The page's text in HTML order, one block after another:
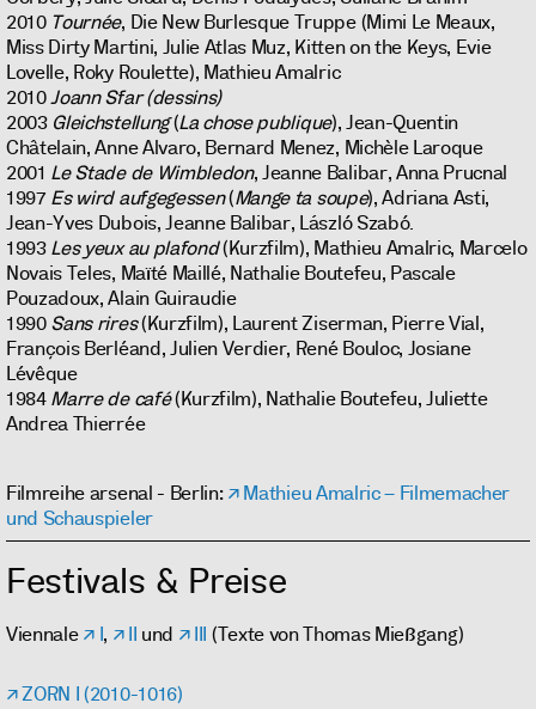
2010 Tournée, Die New Burlesque Truppe (Mimi Le Meaux,
Miss Dirty Martini, Julie Atlas Muz, Kitten on the Keys, Evie
Lovelle, Roky Roulette), Mathieu Amalric
2010Joann Sfar (dessins)
2003 Gleichstellung(La chose publique), Jean-Quentin
Châtelain, Anne Alvaro, Bernard Menez, Michèle Laroque
2001 Le Stade de Wimbledon, Jeanne Balibar, Anna Prucnal
1997 Es wird aufgegessen(Mange ta soupe), Adriana Asti,
Jean-Yves Dubois, Jeanne Balibar, László Szabó.
1993Les yeux au plafond(Kurzfilm), Mathieu Amalric, Marcelo
Novais Teles, Maïté Maillé, Nathalie Boutefeu, Pascale
Pouzadoux, Alain Guiraudie
1990Sans rires(Kurzfilm), Laurent Ziserman, Pierre Vial,
François Berléand, Julien Verdier, René Bouloc, Josiane
Lévêque
1984Marre de café(Kurzfilm), Nathalie Boutefeu, Juliette
Andrea Thierrée
Filmreihe arsenal - Berlin:
Mathieu Amalric – Filmemacher
und Schauspieler
Festivals & Preise
Viennale I, II und III (Texte von Thomas Mießgang)
ZORN I (2010-1016)